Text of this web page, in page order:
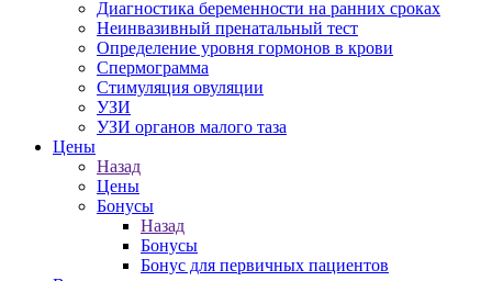
Диагностика беременности на ранних сроках
Неинвазивный пренатальный тест
Определение уровня гормонов в крови
Спермограмма
Стимуляция овуляции
УЗИ
УЗИ органов малого таза
Цены
Назад
Цены
Бонусы
Назад
Бонусы
Бонус для первичных пациентов